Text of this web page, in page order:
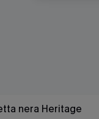
nera Heritage